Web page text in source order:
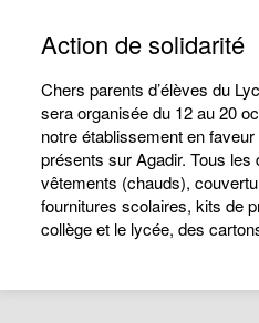
Action de solidarité
Chers parents d’élèves du
sera organisée du 12 au 20
notre établissement en
présents sur Agadir. Tous
vêtements (chauds),
fournitures scolaires, kits de
collège et le lycée, des